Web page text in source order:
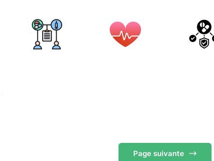
Pagesuivante